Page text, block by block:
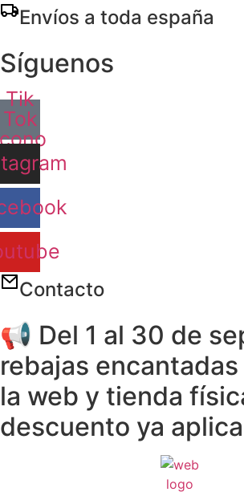
Ir
Envíos a toda españa
Síguenos
Tik
Tok
Contacto
📢 Del 1 al 30 de
rebajas
la web y tienda
descuento ya